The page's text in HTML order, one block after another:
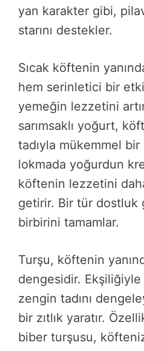
yan karakter gibi,
starını destekler.
Sıcak köftenin
hem serinletici bir
yemeğin lezzetini
sarımsaklı yoğurt,
tadıyla mükemmel
lokmada yoğurdun
köftenin lezzetini
getirir. Bir tür
birbirini tamamlar.
Turşu, köftenin
dengesidir.
zengin tadını
bir zıtlık yaratır.
biber turşusu,